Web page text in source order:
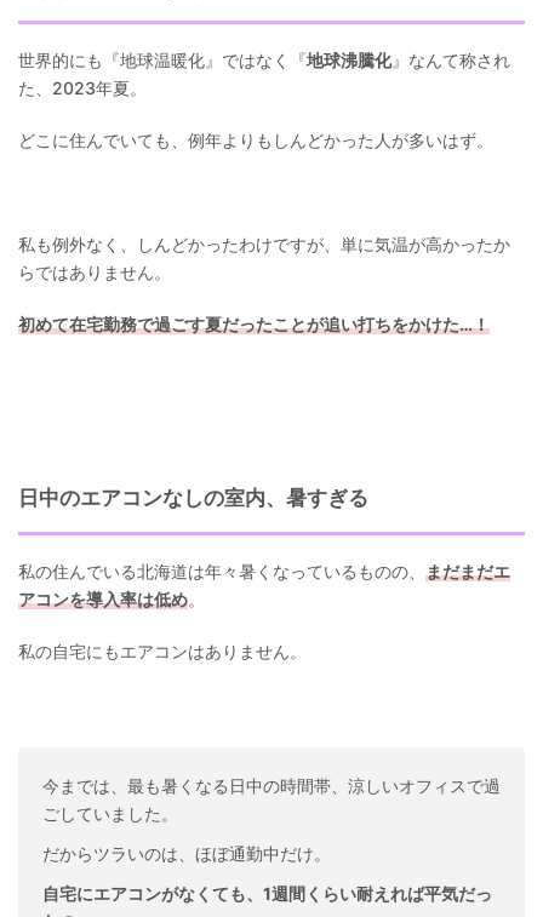
世界的にも『地球温暖化』ではなく『地球沸騰化』なんて称され
た、2023年夏。
どこに住んでいても、例年よりもしんどかった人が多いはず。
私も例外なく、しんどかったわけですが、単に気温が高かったか
らではありません。
初めて在宅勤務で過ごす夏だったことが追い打ちをかけた…！
日中のエアコンなしの室内、暑すぎる
私の住んでいる北海道は年々暑くなっているものの、 まだまだエ
アコンを導入率は低め。
私の自宅にもエアコンはありません。
今までは、最も暑くなる日中の時間帯、涼しいオフィスで過
ごしていました。
だからツラいのは、ほぼ通勤中だけ。
自宅にエアコンがなくても、1週間くらい耐えれば平気だっ